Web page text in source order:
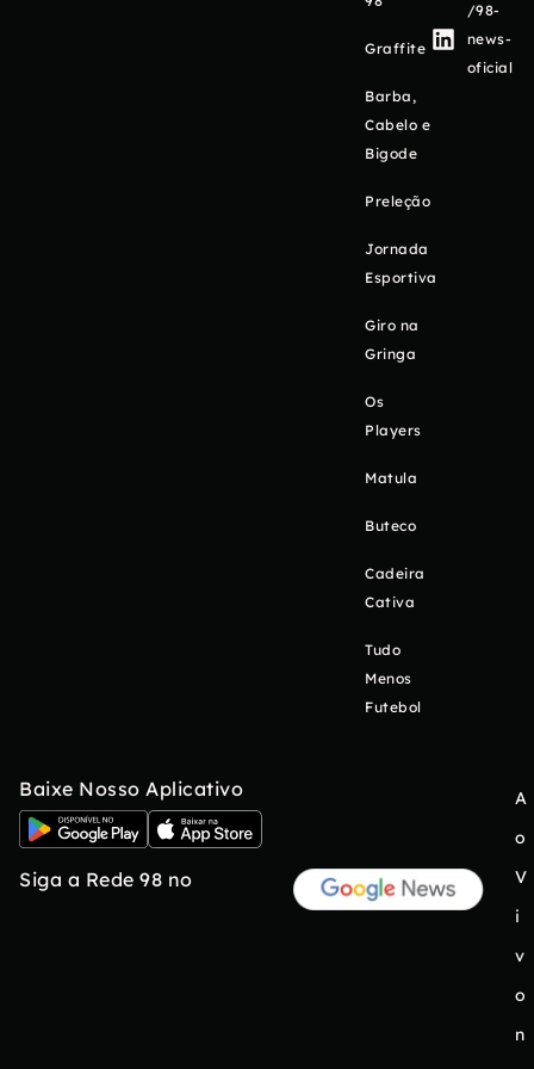
Graffite
Barba,
Cabelo e
Bigode
Preleção
Jornada
Esportiva
Giro na
Gringa
Os
Players
Matula
Buteco
Cadeira
Cativa
Tudo
Menos
Futebol
/98-
news-
oficial
Baixe Nosso Aplicativo
Siga a Rede 98 no
A
o
V
i
v
o
n